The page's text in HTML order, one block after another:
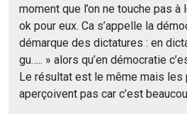
moment que l’on ne touche pas
ok pour eux. Ca s’appelle la
démarque des dictatures : en
gu….. » alors qu’en démocratie
Le résultat est le même mais les
aperçoivent pas car c’est